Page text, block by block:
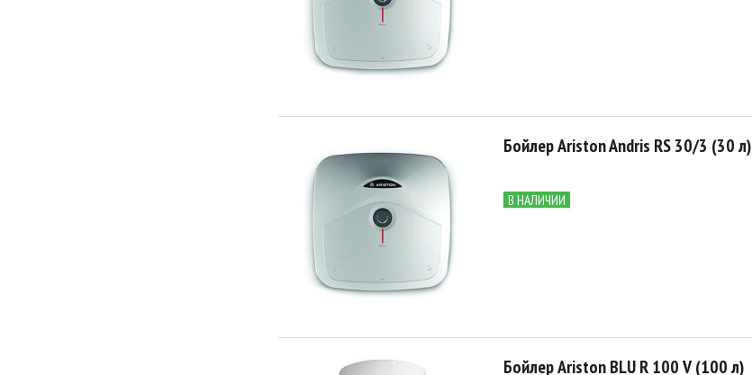
Бойлер Ariston Andris RS 30/3 (30 л)
В НАЛИЧИИ
Бойлер Ariston BLU R 100 V (100 л)